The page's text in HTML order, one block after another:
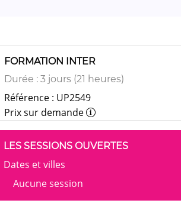
FORMATION INTER
Durée : 3 jours (21 heures)
Référence : UP2549
Prix sur demande
LES SESSIONS OUVERTES
Dates et villes
Aucune session